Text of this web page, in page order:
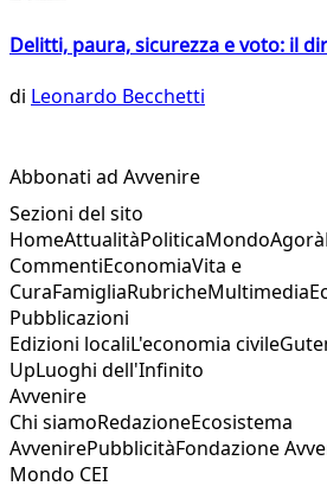
Delitti, paura, sicurezza e voto: il
di Leonardo Becchetti
Abbonati ad Avvenire
Sezioni del sito
HomeAttualitàPoliticaMondoAgorà
CommentiEconomiaVita e
CuraFamigliaRubricheMultimedia
Pubblicazioni
Edizioni localiL'economia civile
UpLuoghi dell'Infinito
Avvenire
Chi siamoRedazioneEcosistema
AvvenirePubblicitàFondazione
Mondo CEI